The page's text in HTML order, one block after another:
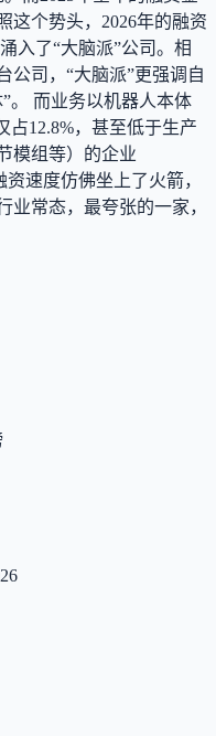
这个势头，2026年的融资
入了“大脑派”公司。相
公司，“大脑派”更强调自
。 而业务以机器人本体
占12.8%，甚至低于生产
模组等）的企业
资速度仿佛坐上了火箭，
业常态，最夸张的一家，